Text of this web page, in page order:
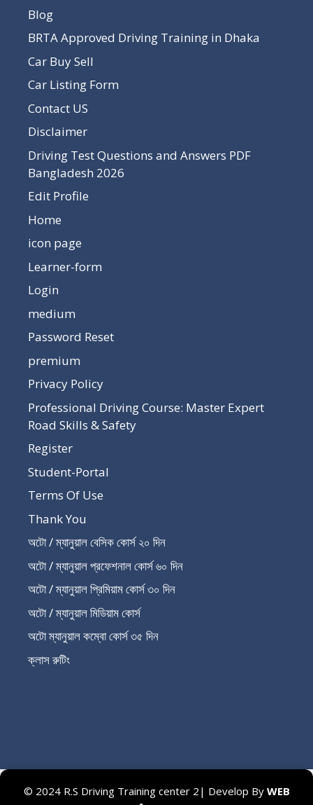
Blog
BRTA Approved Driving Training in Dhaka
Car Buy Sell
Car Listing Form
Contact US
Disclaimer
Driving Test Questions and Answers PDF
Bangladesh 2026
Edit Profile
Home
icon page
Learner-form
Login
medium
Password Reset
premium
Privacy Policy
Professional Driving Course: Master Expert
Road Skills & Safety
Register
Student-Portal
Terms Of Use
Thank You
অটো / ম্যানুয়াল বেসিক কোর্স ২০ দিন
অটো / ম্যানুয়াল প্রফেশনাল কোর্স ৬০ দিন
অটো / ম্যানুয়াল প্রিমিয়াম কোর্স ৩০ দিন
অটো / ম্যানুয়াল মিডিয়াম কোর্স
অটো ম্যানুয়াল কম্বো কোর্স ৩৫ দিন
ক্লাস রুটিং
© 2024 R.S Driving Training center 2| Develop By WEB